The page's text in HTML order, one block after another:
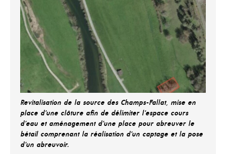
Revitalisation de la source des Champs-Fallat, mise en
place d’une clôture afin de délimiter l’espace cours
d’eau et aménagement d’une place pour abreuver le
bétail comprenant la réalisation d’un captage et la pose
d’un abreuvoir.